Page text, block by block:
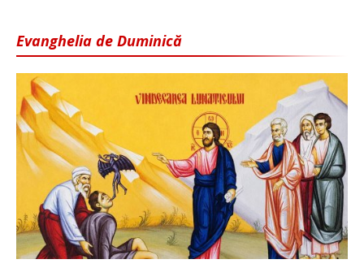
Evanghelia de Duminică